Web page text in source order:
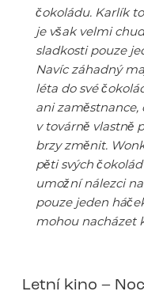
čokoládu. Karlík
je však velmi
sladkosti pouze
Navíc záhadný
léta do své
ani zaměstnance,
v továrně vlastně
brzy změnit.
pěti svých
umožní nálezci
pouze jeden
mohou nacházet
Letní kino –